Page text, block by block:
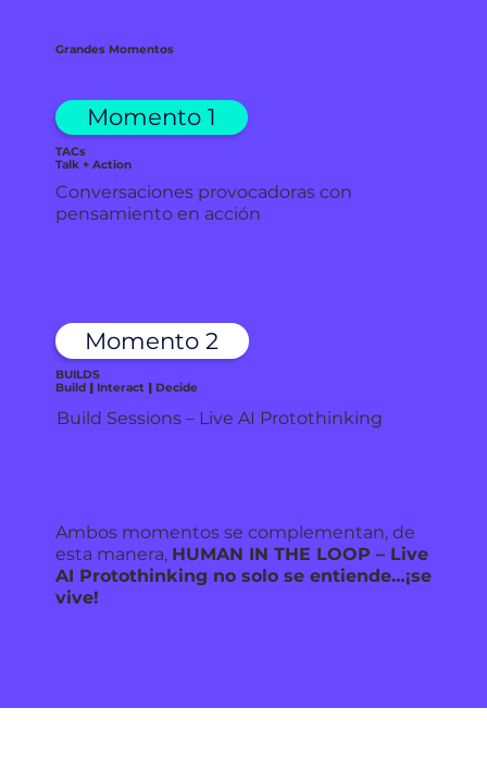
Grandes Momentos
Momento 1
TACs
Talk + Action
Conversaciones provocadoras con
pensamiento en acción
Momento 2
BUILDS
Build |Interact |Decide
Build Sessions – Live AI Protothinking
Ambos momentos se complementan, de
esta manera, HUMAN IN THE LOOP – Live
AI Protothinking no solo se entiende…¡se
vive!